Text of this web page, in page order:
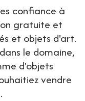
confiance à
gratuite et
et objets d'art.
le domaine,
d'objets
vendre